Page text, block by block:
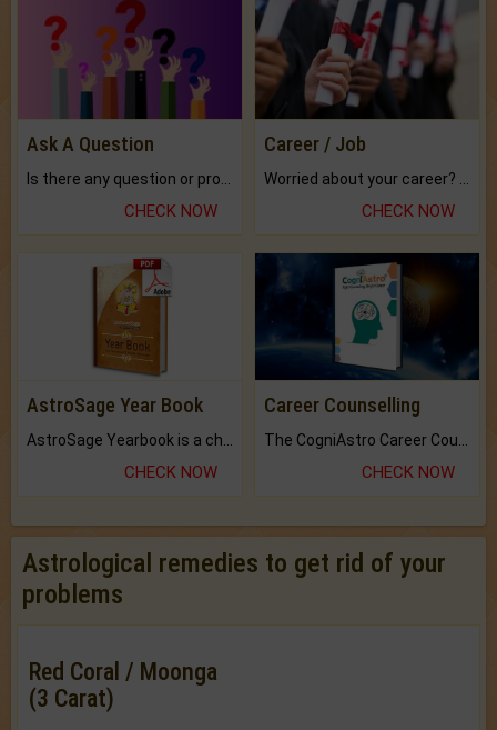
Ask A Question
CHECK NOW
Career / Job
CHECK NOW
AstroSage Year Book
CHECK NOW
Career Counselling
CHECK NOW
Astrological remedies to get rid of your
problems
Red Coral / Moonga
(3 Carat)